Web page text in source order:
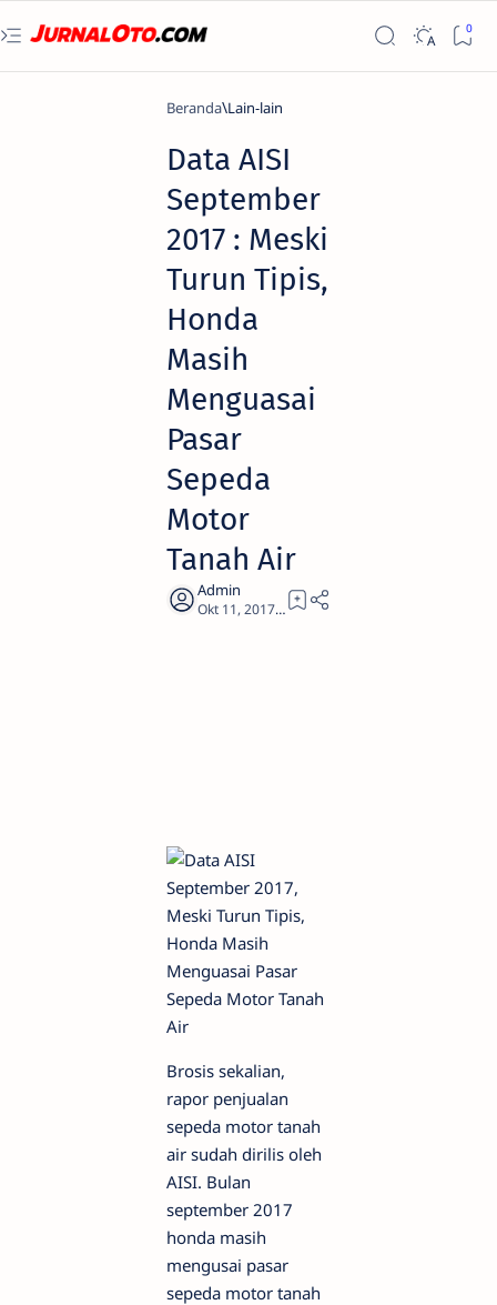
Beranda Lain-lain
Data AISI
September
2017 : Meski
Turun Tipis,
Honda
Masih
Menguasai
Pasar
Sepeda
Motor
Tanah Air
1
Brosis sekalian,
rapor penjualan
sepeda motor tanah
air sudah dirilis oleh
AISI. Bulan
september 2017
honda masih
mengusai pasar
sepeda motor tanah